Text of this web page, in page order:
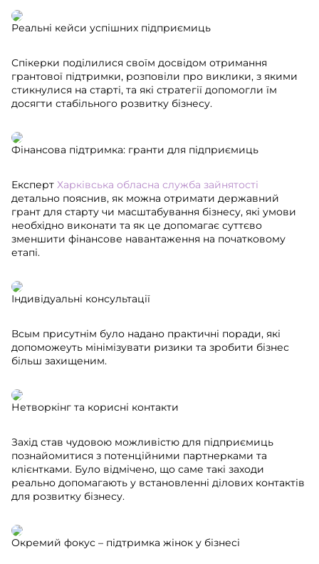
Реальні кейси успішних підприємиць
Спікерки поділилися своїм досвідом отримання
грантової підтримки, розповіли про виклики, з якими
стикнулися на старті, та які стратегії допомогли їм
досягти стабільного розвитку бізнесу.
Фінансова підтримка: гранти для підприємиць
Експерт Харківська обласна служба зайнятості
детально пояснив, як можна отримати державний
грант для старту чи масштабування бізнесу, які умови
необхідно виконати та як це допомагає суттєво
зменшити фінансове навантаження на початковому
етапі.
Індивідуальні консультації
Всым присутнім було надано практичні поради, які
допоможеуть мінімізувати ризики та зробити бізнес
більш захищеним.
Нетворкінг та корисні контакти
Захід став чудовою можливістю для підприємиць
познайомитися з потенційними партнерками та
клієнтками. Було відмічено, що саме такі заходи
реально допомагають у встановленні ділових контактів
для розвитку бізнесу.
Окремий фокус – підтримка жінок у бізнесі